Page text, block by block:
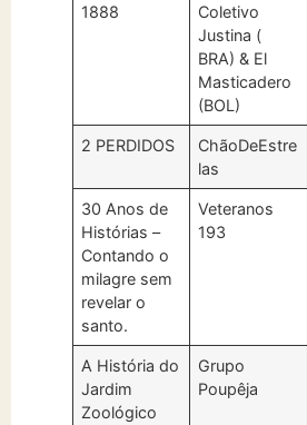
1888
Coletivo
Justina (
BRA) & El
Masticadero
(BOL)
2 PERDIDOS
ChãoDeEstre
las
30 Anos de
Histórias –
Contando o
milagre sem
revelar o
santo.
Veteranos
193
A História do
Jardim
Zoológico
Grupo
Poupêja